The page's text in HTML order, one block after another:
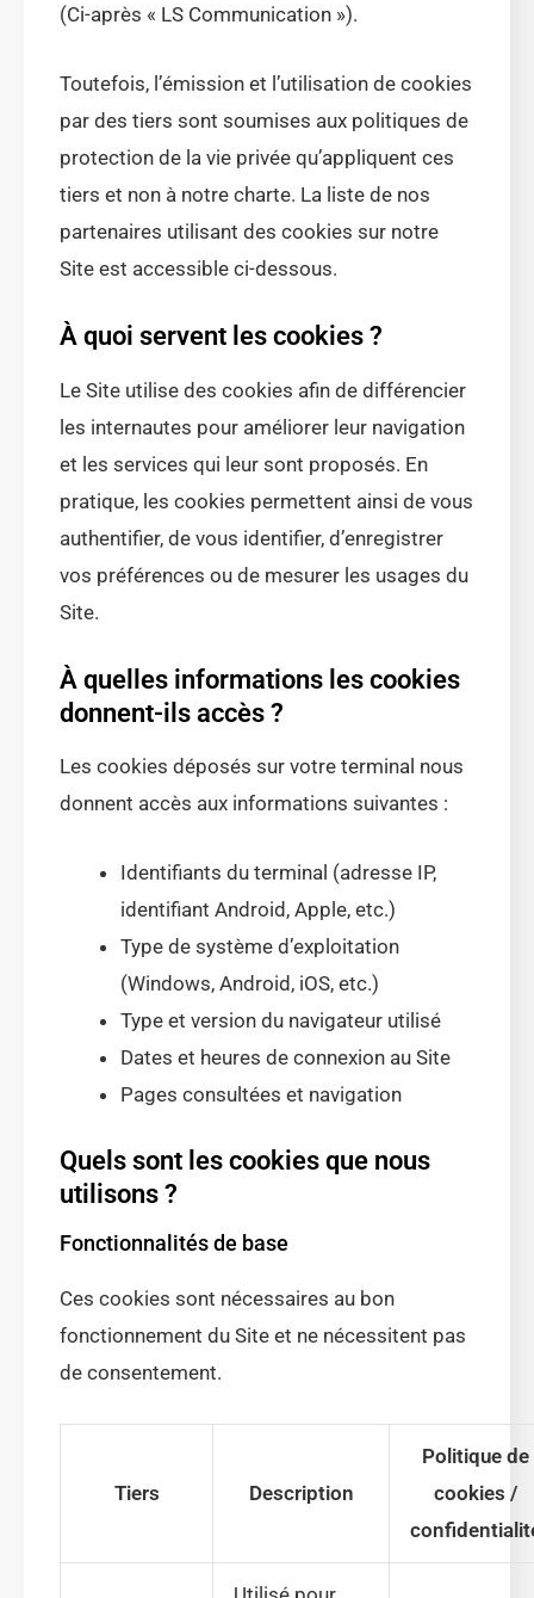
(Ci-après « LS Communication »).
Toutefois, l’émission et l’utilisation de cookies
par des tiers sont soumises aux politiques de
protection de la vie privée qu’appliquent ces
tiers et non à notre charte. La liste de nos
partenaires utilisant des cookies sur notre
Site est accessible ci-dessous.
À quoi servent les cookies ?
Le Site utilise des cookies afin de différencier
les internautes pour améliorer leur navigation
et les services qui leur sont proposés. En
pratique, les cookies permettent ainsi de vous
authentifier, de vous identifier, d’enregistrer
vos préférences ou de mesurer les usages du
Site.
À quelles informations les cookies
donnent-ils accès ?
Les cookies déposés sur votre terminal nous
donnent accès aux informations suivantes :
Identifiants du terminal (adresse IP,
identifiant Android, Apple, etc.)
Type de système d’exploitation
(Windows, Android, iOS, etc.)
Type et version du navigateur utilisé
Dates et heures de connexion au Site
Pages consultées et navigation
Quels sont les cookies que nous
utilisons ?
Fonctionnalités de base
Ces cookies sont nécessaires au bon
fonctionnement du Site et ne nécessitent pas
de consentement.
Tiers Description
Politique de
cookies /